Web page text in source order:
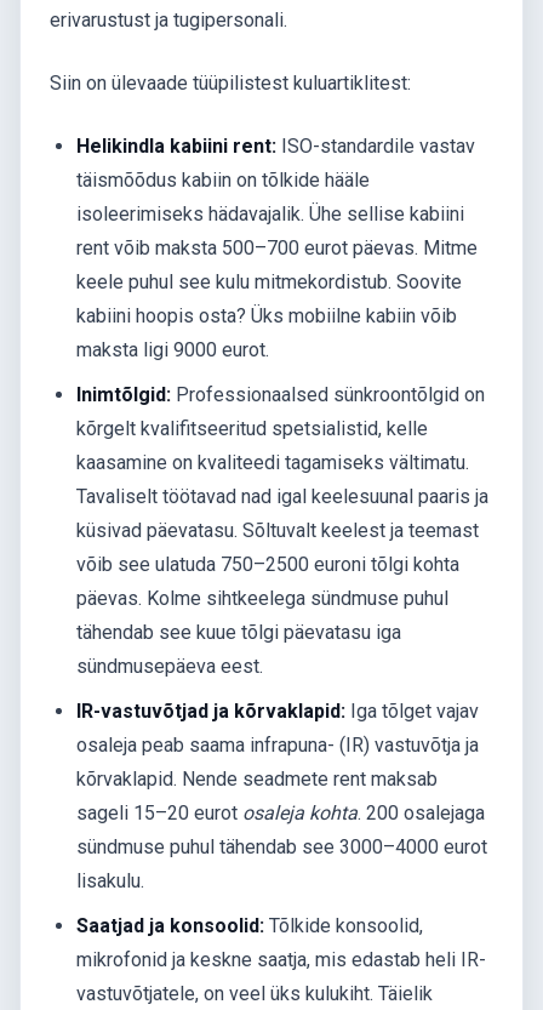
erivarustust ja tugipersonali.
Siin on ülevaade tüüpilistest kuluartiklitest:
Helikindla kabiini rent: ISO-standardile vastav
täismõõdus kabiin on tõlkide hääle
isoleerimiseks hädavajalik. Ühe sellise kabiini
rent võib maksta 500–700 eurot päevas. Mitme
keele puhul see kulu mitmekordistub. Soovite
kabiini hoopis osta? Üks mobiilne kabiin võib
maksta ligi 9000 eurot.
Inimtõlgid: Professionaalsed sünkroontõlgid on
kõrgelt kvalifitseeritud spetsialistid, kelle
kaasamine on kvaliteedi tagamiseks vältimatu.
Tavaliselt töötavad nad igal keelesuunal paaris ja
küsivad päevatasu. Sõltuvalt keelest ja teemast
võib see ulatuda 750–2500 euroni tõlgi kohta
päevas. Kolme sihtkeelega sündmuse puhul
tähendab see kuue tõlgi päevatasu iga
sündmusepäeva eest.
IR-vastuvõtjad ja kõrvaklapid: Iga tõlget vajav
osaleja peab saama infrapuna- (IR) vastuvõtja ja
kõrvaklapid. Nende seadmete rent maksab
sageli 15–20 eurot osaleja kohta. 200 osalejaga
sündmuse puhul tähendab see 3000–4000 eurot
lisakulu.
Saatjad ja konsoolid: Tõlkide konsoolid,
mikrofonid ja keskne saatja, mis edastab heli IR-
vastuvõtjatele, on veel üks kulukiht. Täielik